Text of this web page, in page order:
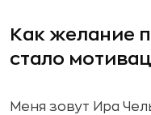
Как желание
стало
Меня зовут Ира